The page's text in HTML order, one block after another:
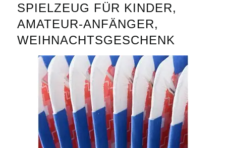
SPIELZEUG FÜR KINDER,
AMATEUR-ANFÄNGER,
WEIHNACHTSGESCHENK